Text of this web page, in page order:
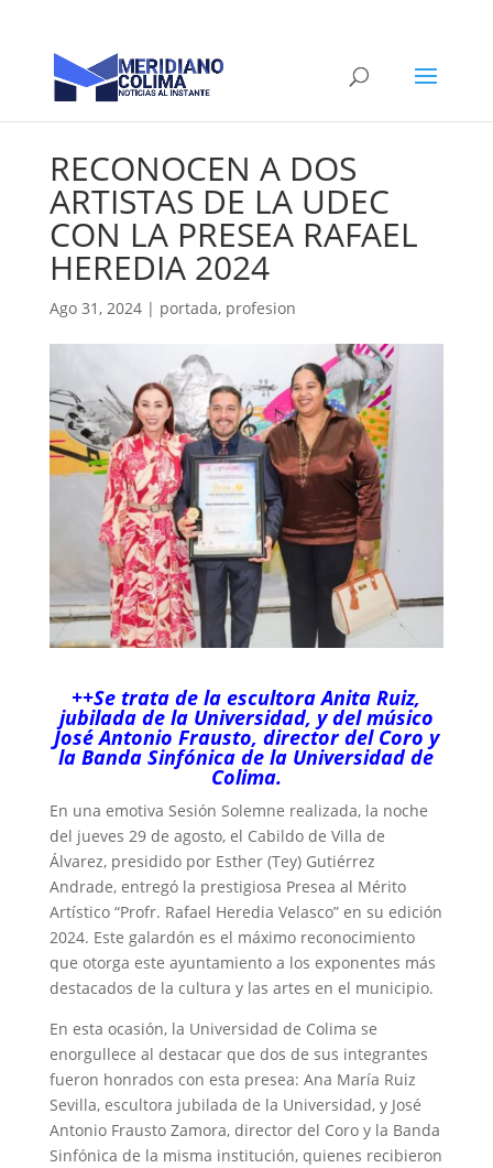
RECONOCEN A DOS
ARTISTAS DE LA UDEC
CON LA PRESEA RAFAEL
HEREDIA 2024
Ago 31, 2024| portada, profesion
++Se trata de la escultora Anita Ruiz,
jubilada de la Universidad, y del músico
José Antonio Frausto, director del Coro y
la Banda Sinfónica de la Universidad de
Colima.
En una emotiva Sesión Solemne realizada, la noche
del jueves 29 de agosto, el Cabildo de Villa de
Álvarez, presidido por Esther (Tey) Gutiérrez
Andrade, entregó la prestigiosa Presea al Mérito
Artístico “Profr. Rafael Heredia Velasco” en su edición
2024. Este galardón es el máximo reconocimiento
que otorga este ayuntamiento a los exponentes más
destacados de la cultura y las artes en el municipio.
En esta ocasión, la Universidad de Colima se
enorgullece al destacar que dos de sus integrantes
fueron honrados con esta presea: Ana María Ruiz
Sevilla, escultora jubilada de la Universidad, y José
Antonio Frausto Zamora, director del Coro y la Banda
Sinfónica de la misma institución, quienes recibieron